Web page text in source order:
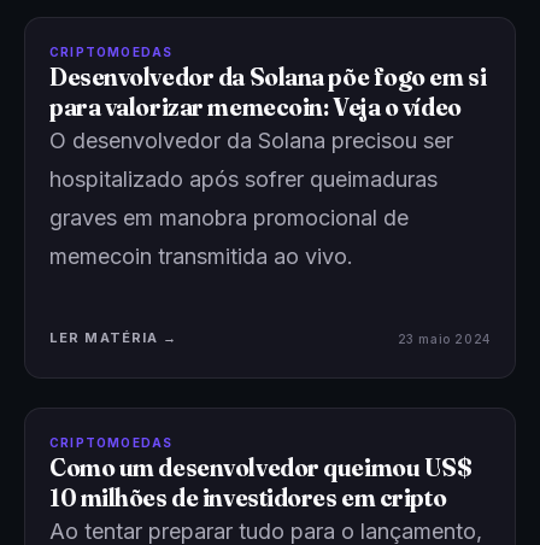
CRIPTOMOEDAS
Desenvolvedor da Solana põe fogo em si
para valorizar memecoin: Veja o vídeo
O desenvolvedor da Solana precisou ser
hospitalizado após sofrer queimaduras
graves em manobra promocional de
memecoin transmitida ao vivo.
LER MATÉRIA → 23 maio 2024
CRIPTOMOEDAS
Como um desenvolvedor queimou US$
10 milhões de investidores em cripto
Ao tentar preparar tudo para o lançamento,